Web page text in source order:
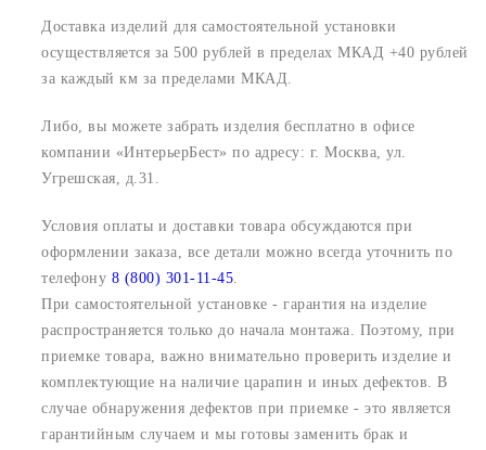
Доставка изделий для самостоятельной установки
осуществляется за 500 рублей в пределах МКАД +40 рублей
за каждый км за пределами МКАД.
Либо, вы можете забрать изделия бесплатно в офисе
компании «ИнтерьерБест» по адресу: г. Москва, ул.
Угрешская, д.31.
Условия оплаты и доставки товара обсуждаются при
оформлении заказа, все детали можно всегда уточнить по
телефону 8 (800) 301-11-45
При самостоятельной установке - гарантия на изделие
распространяется только до начала монтажа. Поэтому, при
приемке товара, важно внимательно проверить изделие и
комплектующие на наличие царапин и иных дефектов. В
случае обнаружения дефектов при приемке - это является
гарантийным случаем и мы готовы заменить брак и